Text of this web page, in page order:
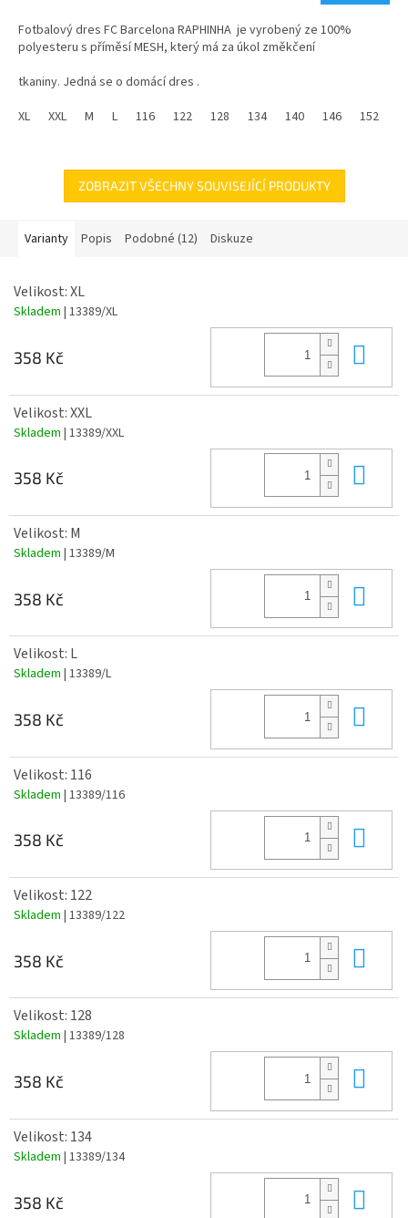
z
5
Fotbalový dres FC Barcelona RAPHINHA je vyrobený ze 100%
polyesteru s příměsí MESH, který má za úkol změkčení
tkaniny. Jedná se o domácí dres .
Dres dodáváme jak v dětských tak dospělých velikostech.
XL XXL M L 116 122 128 134 140 146 152
ZOBRAZIT VŠECHNY SOUVISEJÍCÍ PRODUKTY
Varianty Popis Podobné (12) Diskuze
Velikost: XL
Skladem | 13389/XL
358 Kč
Velikost: XXL
Skladem | 13389/XXL
358 Kč
Velikost: M
Skladem | 13389/M
358 Kč
Velikost: L
Skladem | 13389/L
358 Kč
Velikost: 116
Skladem | 13389/116
358 Kč
Velikost: 122
Skladem | 13389/122
358 Kč
Velikost: 128
Skladem | 13389/128
358 Kč
Velikost: 134
Skladem | 13389/134
358 Kč